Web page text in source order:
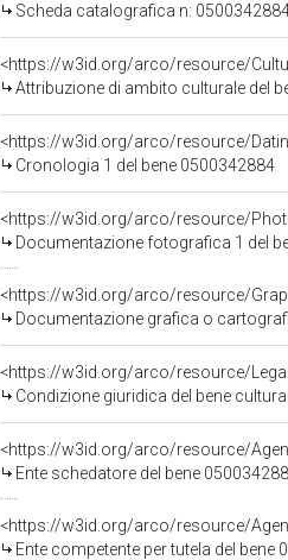
Scheda catalografica n:
<https://w3id.org/arco/resource/
Attribuzione di ambito culturale del
<https://w3id.org/arco/resource/
Cronologia 1 del bene 0500342884
<https://w3id.org/arco/resource/
Documentazione fotografica 1 del
<https://w3id.org/arco/resource/
Documentazione grafica o
<https://w3id.org/arco/resource/
Condizione giuridica del bene
<https://w3id.org/arco/resource/
Ente schedatore del bene
<https://w3id.org/arco/resource/
Ente competente per tutela del